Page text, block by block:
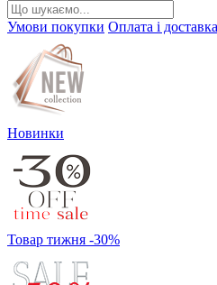
Умови покупки Оплата і доставка
Новинки
Товар тижня -30%